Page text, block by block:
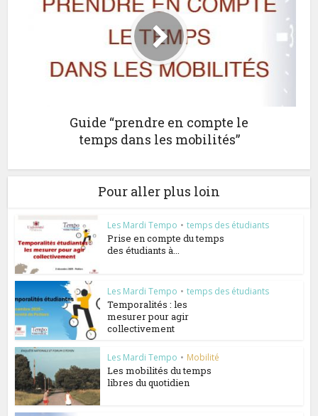
Guide “prendre en compte le
temps dans les mobilités”
Pour aller plus loin
Les Mardi Tempo • temps des étudiants
Prise en compte du temps
des étudiants à...
Les Mardi Tempo • temps des étudiants
Temporalités : les
mesurer pour agir
collectivement
Les Mardi Tempo • Mobilité
Les mobilités du temps
libres du quotidien